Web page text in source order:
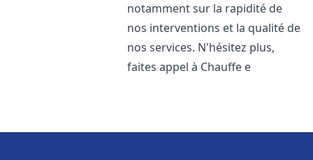
notamment sur la rapidité de
nos interventions et la qualité de
nos services. N'hésitez plus,
faites appel à Chauffe e